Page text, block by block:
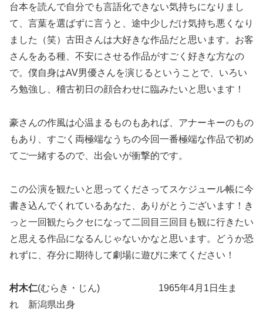
台本を読んで自分でも言語化できない気持ちになりまし
て、言葉を選ばずに言うと、途中少しだけ気持ち悪くなり
ました（笑）古田さんは大好きな作品だと思います。お客
さんをある種、不安にさせる作品がすごく好きな方なの
で。僕自身はAV男優さんを演じるということで、いろい
ろ勉強し、稽古初日の顔合わせに臨みたいと思います！
豪さんの作風は心温まるものもあれば、アナーキーのもの
もあり、すごく両極端なうちの今回一番極端な作品で初め
てご一緒するので、出会いが衝撃的です。
この公演を観たいと思ってくださってスケジュール帳に今
書き込んでくれているあなた、ありがとうございます！き
っと一回観たらクセになって二回目三回目も観に行きたい
と思える作品になるんじゃないかなと思います。どうか恐
れずに、存分に期待して劇場に遊びに来てください！
村木仁(むらき・じん) 1965年4月1日生ま
れ 新潟県出身